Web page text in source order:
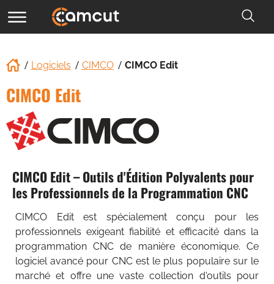
Logiciels CIMCO CIMCO Edit
CIMCO Edit
CIMCO Edit – Outils d'Édition Polyvalents pour
les Professionnels de la Programmation CNC
CIMCO Edit est spécialement conçu pour les
professionnels exigeant fiabilité et efficacité dans la
programmation CNC de manière économique. Ce
logiciel avancé pour CNC est le plus populaire sur le
marché et offre une vaste collection d'outils pour